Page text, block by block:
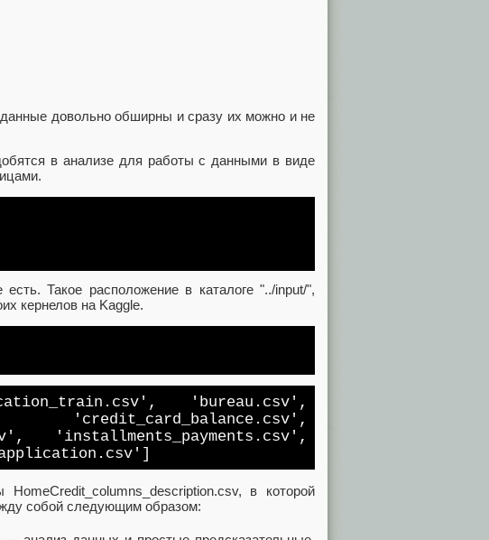
довольно обширны и сразу их можно и не
в анализе для работы с данными в виде
Такое расположение в каталоге "../input/",
кернелов на Kaggle.
'bureau.csv',
'installments_payments.csv',
в которой
собой следующим образом: